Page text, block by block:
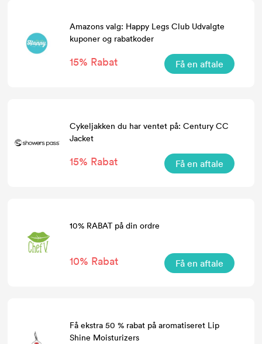
Amazons valg: Happy Legs Club Udvalgte
kuponer og rabatkoder
15% Rabat Få en aftale
Cykeljakken du har ventet på: Century CC
Jacket
15% Rabat Få en aftale
10% RABAT på din ordre
10% Rabat Få en aftale
Få ekstra 50 % rabat på aromatiseret Lip
Shine Moisturizers